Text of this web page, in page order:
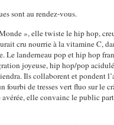
sont au rendez-vous.
», elle twiste le hip hop,
cru nourrie à la vitamine C,
Le landerneau pop et hip hop
joyeuse, hip hop/pop
Ils collaborent et pondent
fourbi de tresses vert fluo sur le
elle convainc le public